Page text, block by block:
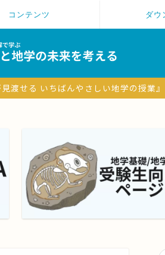
コンテンツ ダウ
渡せる いちばんやさしい地学の授業